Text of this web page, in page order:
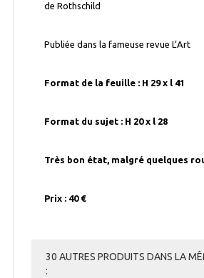
de Rothschild
Publiée dans la fameuse revue L’Art
Format de la feuille : H 29 x l 41
Format du sujet : H 20 x l 28
Très bon état, malgré quelques
Prix : 40 €
30 AUTRES PRODUITS DANS LA
: